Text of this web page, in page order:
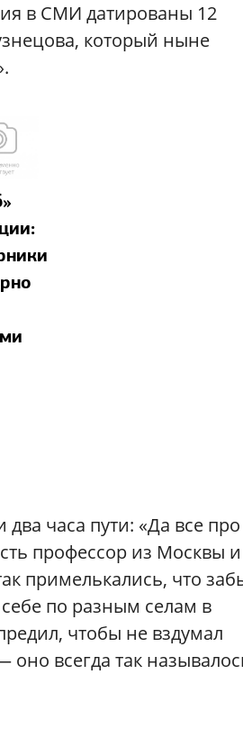
в СМИ датированы 12
который ныне
часа пути: «Да все
профессор из Москвы и
примелькались, что
себе по разным селам в
чтобы не вздумал
оно всегда так